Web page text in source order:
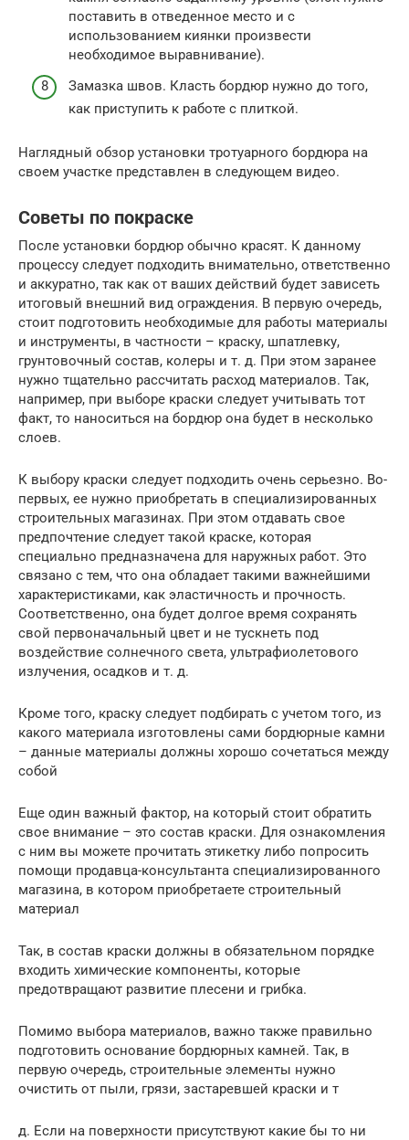
поставить в отведенное место и c
использованием киянки произвести
необходимое выравнивание).
Замазка швов. Класть бордюр нужно до того,
как приступить к работе с плиткой.
Наглядный обзор установки тротуарного бордюра на
своем участке представлен в следующем видео.
Советы по покраске
После установки бордюр обычно красят. К данному
процессу следует подходить внимательно, ответственно
и аккуратно, так как от ваших действий будет зависеть
итоговый внешний вид ограждения. В первую очередь,
стоит подготовить необходимые для работы материалы
и инструменты, в частности – краску, шпатлевку,
грунтовочный состав, колеры и т. д. При этом заранее
нужно тщательно рассчитать расход материалов. Так,
например, при выборе краски следует учитывать тот
факт, то наноситься на бордюр она будет в несколько
слоев.
К выбору краски следует подходить очень серьезно. Во-
первых, ее нужно приобретать в специализированных
строительных магазинах. При этом отдавать свое
предпочтение следует такой краске, которая
специально предназначена для наружных работ. Это
связано с тем, что она обладает такими важнейшими
характеристиками, как эластичность и прочность.
Соответственно, она будет долгое время сохранять
свой первоначальный цвет и не тускнеть под
воздействие солнечного света, ультрафиолетового
излучения, осадков и т. д.
Кроме того, краску следует подбирать с учетом того, из
какого материала изготовлены сами бордюрные камни
– данные материалы должны хорошо сочетаться между
собой
Еще один важный фактор, на который стоит обратить
свое внимание – это состав краски. Для ознакомления
с ним вы можете прочитать этикетку либо попросить
помощи продавца-консультанта специализированного
магазина, в котором приобретаете строительный
материал
Так, в состав краски должны в обязательном порядке
входить химические компоненты, которые
предотвращают развитие плесени и грибка.
Помимо выбора материалов, важно также правильно
подготовить основание бордюрных камней. Так, в
первую очередь, строительные элементы нужно
очистить от пыли, грязи, застаревшей краски и т
д. Если на поверхности присутствуют какие бы то ни